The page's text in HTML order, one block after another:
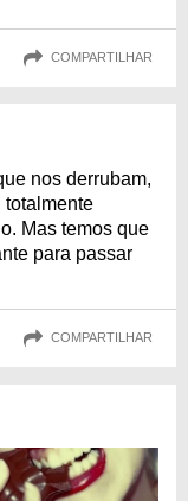
COMPARTILHAR
nos derrubam,
totalmente
Mas temos que
para passar
COMPARTILHAR